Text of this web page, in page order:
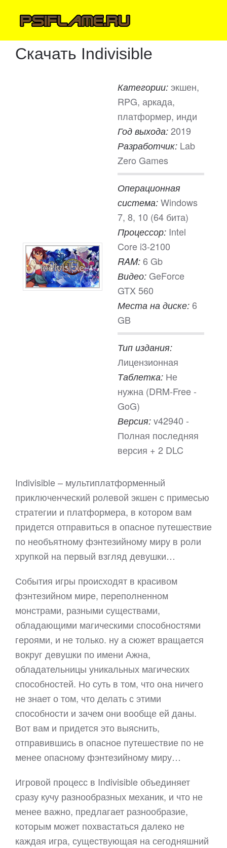
Скачать Indivisible
Категории: экшен,
RPG, аркада,
платформер, инди
Год выхода: 2019
Разработчик: Lab
Zero Games
Операционная
система: Windows
7, 8, 10 (64 бита)
Процессор: Intel
Core i3-2100
RAM: 6 Gb
Видео: GeForce
GTX 560
Места на диске: 6
GB
Тип издания:
Лицензионная
Таблетка: Не
нужна (DRM-Free -
GoG)
Версия: v42940 -
Полная последняя
версия + 2 DLC
Indivisible – мультиплатформенный
приключенческий ролевой экшен с примесью
стратегии и платформера, в котором вам
придется отправиться в опасное путешествие
по необъятному фэнтезийному миру в роли
хрупкой на первый взгляд девушки…
События игры происходят в красивом
фэнтезийном мире, переполненном
монстрами, разными существами,
обладающими магическими способностями
героями, и не только. ну а сюжет вращается
вокруг девушки по имени Ажна,
обладательницы уникальных магических
способностей. Но суть в том, что она ничего
не знает о том, что делать с этими
способности и зачем они вообще ей даны.
Вот вам и придется это выяснить,
отправившись в опасное путешествие по не
менее опасному фэнтезийному миру…
Игровой процесс в Indivisible объединяет
сразу кучу разнообразных механик, и что не
менее важно, предлагает разнообразие,
которым может похвастаться далеко не
каждая игра, существующая на сегодняшний